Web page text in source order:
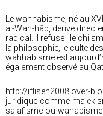
Le wahhabisme, né au
al-Wah-hâb, dérive
radical. il refuse : le
la philosophie, le culte
wahhabisme est
également observé au
http://iflisen2008.over-
juridique-comme-
salafisme-ou-